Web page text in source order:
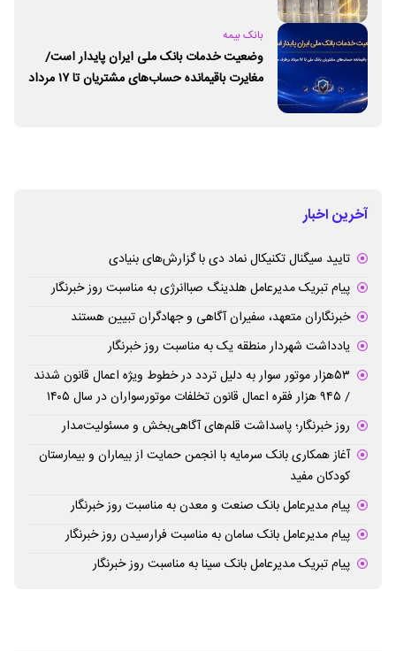
بانک بیمه
وضعیت خدمات بانک ملی ایران پایدار است/
مغایرت‌ باقیمانده حساب‌های مشتریان تا ۱۷ مرداد
آخرین اخبار
تایید سیگنال تکنیکال نماد دی با گزارش‌های بنیادی
پیام تبریک مدیرعامل هلدینگ صباانرژی به مناسبت روز خبرنگار
خبرنگاران متعهد، سفیران آگاهی و جهادگران تبیین هستند
یادداشت شهردار منطقه یک به مناسبت روز خبرنگار
۵۳هزار موتور سوار به دلیل تردد در خطوط ویژه اعمال قانون شدند
/ ۹۴۵ هزار فقره اعمال قانون تخلفات موتورسواران در سال ۱۴۰۵
روز خبرنگار؛ پاسداشت قلم‌های آگاهی‌بخش و مسئولیت‌مدار
آغاز همکاری بانک سرمایه با انجمن حمایت از بیماران و بیمارستان
کودکان مفید
پیام مدیرعامل بانک صنعت و معدن به مناسبت روز خبرنگار
پیام مدیرعامل بانک سامان به مناسبت فرارسیدن روز خبرنگار
پیام تبریک مدیرعامل بانک سینا به مناسبت روز خبرنگار